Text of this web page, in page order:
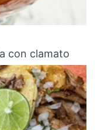
con clamato